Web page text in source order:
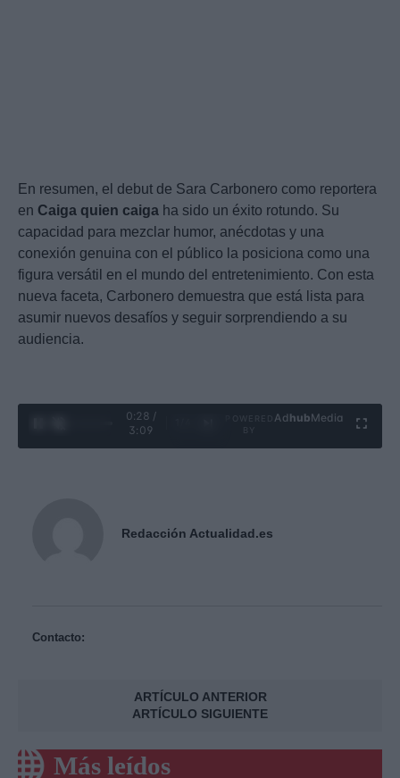
En resumen, el debut de Sara Carbonero como reportera
en Caiga quien caiga ha sido un éxito rotundo. Su
capacidad para mezclar humor, anécdotas y una
conexión genuina con el público la posiciona como una
figura versátil en el mundo del entretenimiento. Con esta
nueva faceta, Carbonero demuestra que está lista para
asumir nuevos desafíos y seguir sorprendiendo a su
audiencia.
0:29 /
3:09
Ad hubMedia
Redacción Actualidad.es
Contacto:
ARTÍCULO ANTERIOR
ARTÍCULO SIGUIENTE
Más leídos